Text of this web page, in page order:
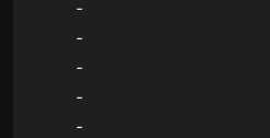
-
-
-
-
-